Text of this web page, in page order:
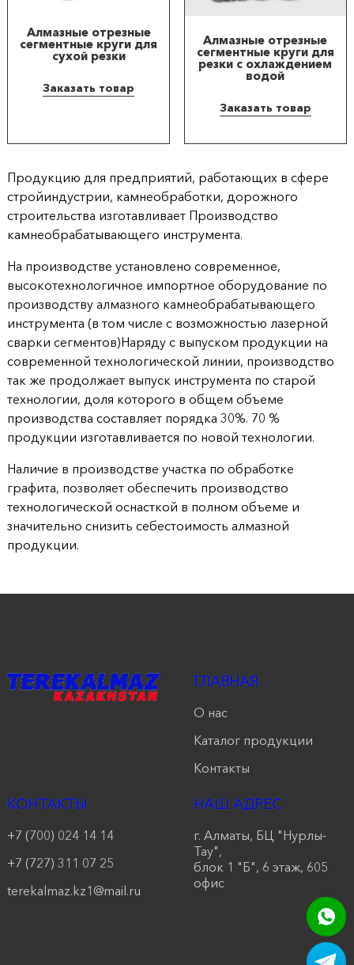
Алмазные отрезные
сегментные круги для
сухой резки
Заказать товар
Алмазные отрезные
сегментные круги для
резки с охлаждением
водой
Заказать товар
Продукцию для предприятий, работающих в сфере
стройиндустрии, камнеобработки, дорожного
строительства изготавливает Производство
камнеобрабатывающего инструмента.
На производстве установлено современное,
высокотехнологичное импортное оборудование по
производству алмазного камнеобрабатывающего
инструмента (в том числе с возможностью лазерной
сварки сегментов)Наряду с выпуском продукции на
современной технологической линии, производство
так же продолжает выпуск инструмента по старой
технологии, доля которого в общем объеме
производства составляет порядка 30%. 70 %
продукции изготавливается по новой технологии.
Наличие в производстве участка по обработке
графита, позволяет обеспечить производство
технологической оснасткой в полном объеме и
значительно снизить себестоимость алмазной
продукции.
ГЛАВНАЯ
О нас
Каталог продукции
Контакты
КОНТАКТЫ
+7 (700) 024 14 14
+7 (727) 311 07 25
terekalmaz.kz1@mail.ru
НАШ АДРЕС
г. Алматы, БЦ "Нурлы-
Тау",
блок 1 "Б", 6 этаж, 605
офис